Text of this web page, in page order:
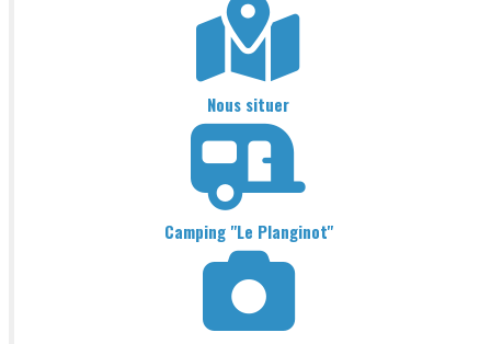
Nous situer
Camping "Le Planginot"